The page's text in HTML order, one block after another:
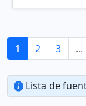
1 2 3 ...
Lista de